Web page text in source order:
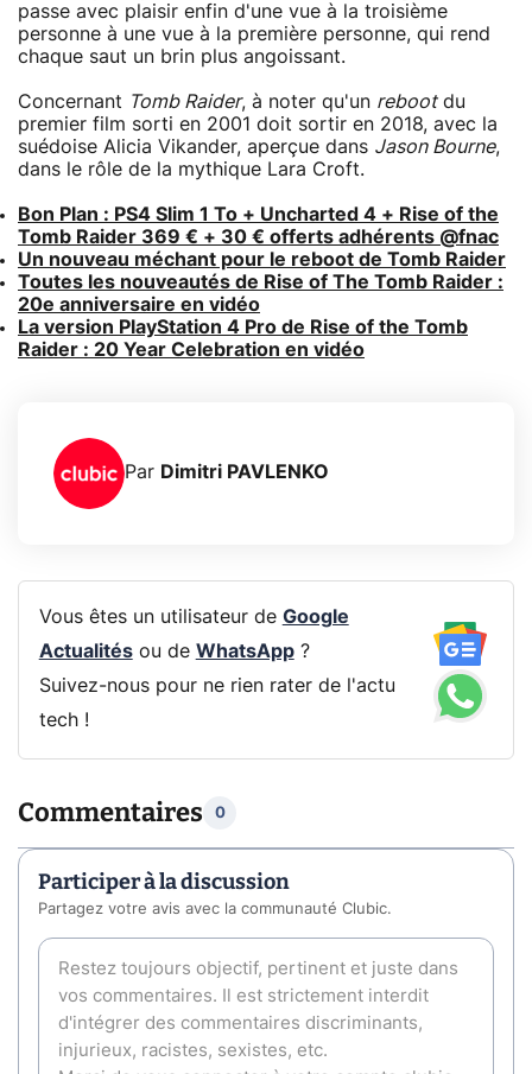
passe avec plaisir enfin d'une vue à la troisième
personne à une vue à la première personne, qui rend
chaque saut un brin plus angoissant.
Concernant Tomb Raider, à noter qu'un rebootdu
premier film sorti en 2001 doit sortir en 2018, avec la
suédoise Alicia Vikander, aperçue dans Jason Bourne,
dans le rôle de la mythique Lara Croft.
Bon Plan : PS4 Slim 1 To + Uncharted 4 + Rise of the
Tomb Raider 369 € + 30 € offerts adhérents @fnac
Un nouveau méchant pour le reboot de Tomb Raider
Toutes les nouveautés de Rise of The Tomb Raider :
20e anniversaire en vidéo
La version PlayStation 4 Pro de Rise of the Tomb
Raider : 20 Year Celebration en vidéo
Par Dimitri PAVLENKO
Vous êtes un utilisateur de Google
Actualitésou de WhatsApp?
Suivez-nous pour ne rien rater de l'actu
tech !
Commentaires 0
Participer à la discussion
Partagez votre avis avec la communauté Clubic.